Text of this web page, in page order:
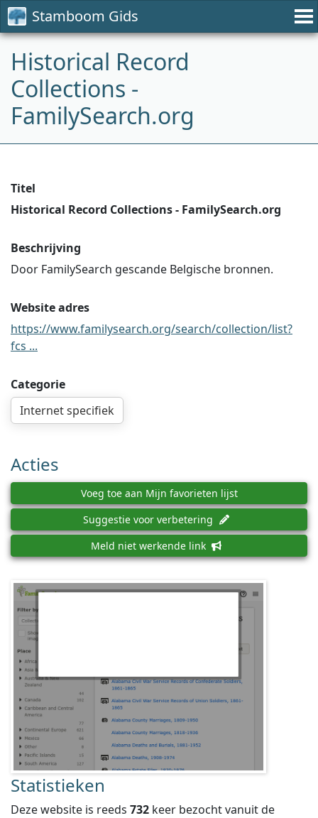
Stamboom Gids
Historical Record
Collections -
FamilySearch.org
Titel
Historical Record Collections - FamilySearch.org
Beschrijving
Door FamilySearch gescande Belgische bronnen.
Website adres
https://www.familysearch.org/search/collection/list?
fcs ...
Categorie
Internet specifiek
Acties
Voeg toe aan Mijn favorieten lijst
Suggestie voor verbetering
Meld niet werkende link
Statistieken
Deze website is reeds 732 keer bezocht vanuit de